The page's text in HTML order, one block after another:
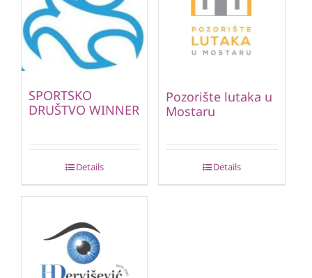
SPORTSKO
DRUŠTVO WINNER
Details
Pozorište lutaka u
Mostaru
Details